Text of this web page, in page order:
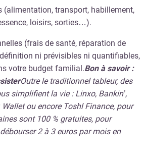
(alimentation, transport, habillement,
loisirs, sorties…).
(frais de santé, réparation de
ni prévisibles ni quantifiables,
votre budget familial.Bon à savoir :
Outre le traditionnel tableur, des
simplifient la vie : Linxo, Bankin’,
ou encore Toshl Finance, pour
sont 100 % gratuites, pour
2 à 3 euros par mois en